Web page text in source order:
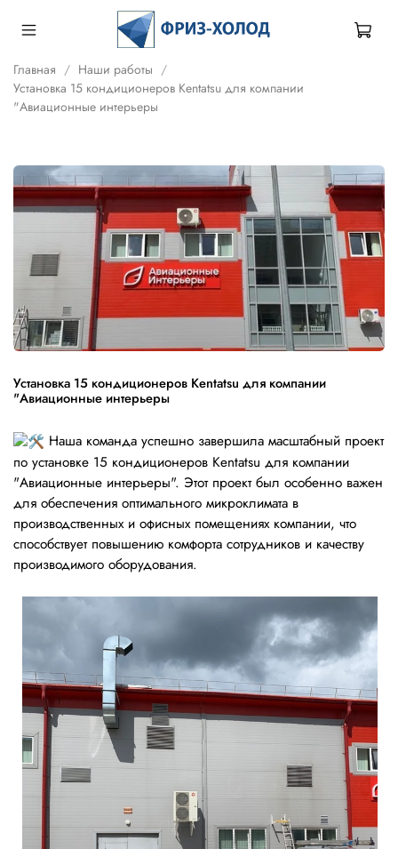
Главная
Наши работы
Установка 15 кондиционеров Kentatsu для компании
"Авиационные интерьеры
Установка 15 кондиционеров Kentatsu для компании
"Авиационные интерьеры
Наша команда успешно завершила масштабный проект
по установке 15 кондиционеров Kentatsu для компании
"Авиационные интерьеры". Этот проект был особенно важен
для обеспечения оптимального микроклимата в
производственных и офисных помещениях компании, что
способствует повышению комфорта сотрудников и качеству
производимого оборудования.